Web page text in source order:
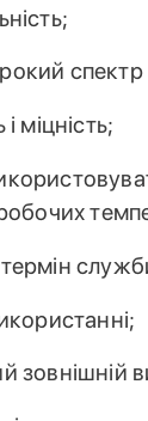
спектр
міцність;
зовнішній